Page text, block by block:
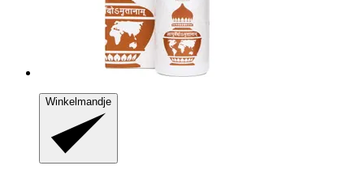
Winkelmandje